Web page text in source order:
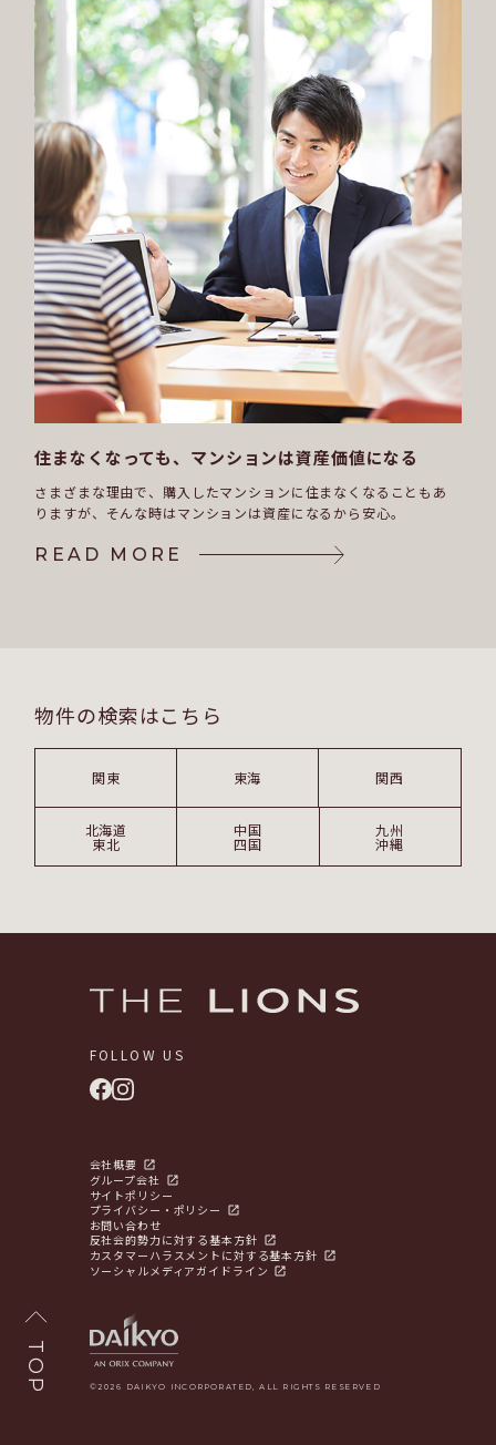
住まなくなっても、マンションは資産価値になる
さまざまな理由で、購入したマンションに住まなくなることもあ
りますが、 そんな時はマンションは資産になるから安心。
READ MORE
物件の検索はこちら
関東 東海 関西
北海道
東北
中国
四国
九州
沖縄
TOP
FOLLOW US
会社概要
グループ会社
サイトポリシー
プライバシー・ポリシー
お問い合わせ
反社会的勢力に対する基本方針
カスタマーハラスメントに対する基本方針
ソーシャルメディアガイドライン
©2026 DAIKYO INCORPORATED, ALL RIGHTS RESERVED